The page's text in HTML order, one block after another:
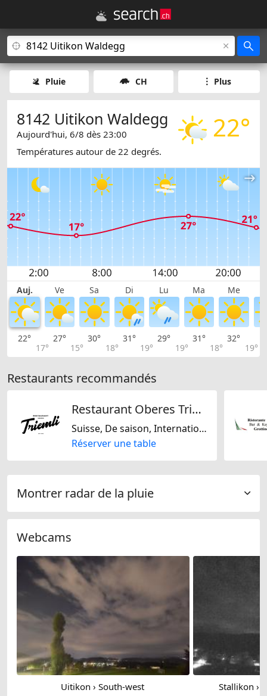
Pluie CH Plus
22°
8142 Uitikon Waldegg
Aujourd'hui, 6/8 dès 23:00
Températures autour de 22 degrés.
Auj. Ve Sa Di Lu Ma Me
22°
17°
27°
15°
30°
18°
31°
19°
29°
19°
31°
18°
32°
19°
Restaurants recommandés
Restaurant Oberes Triemli
Suisse, De saison, Internationale, Régionale
Réserver une table
Montrer radar de la pluie
Webcams
Uitikon › South-west Stallikon ›